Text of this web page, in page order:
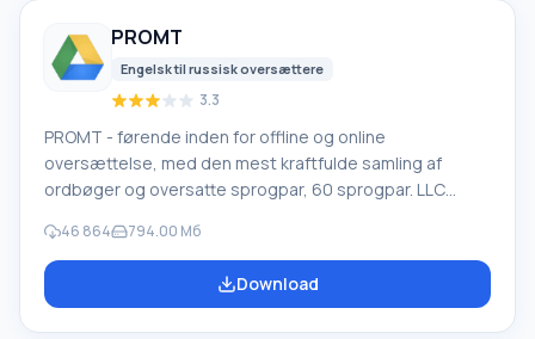
PROMT
Engelsk til russisk oversættere
3.3
PROMT - førende inden for offline og online
oversættelse, med den mest kraftfulde samling af
ordbøger og oversatte sprogpar, 60 sprogpar. LLC
oversættelsessystemer til private brugere og
virksomheder. PROMT-software giver oversættelse af
enhver tekst ved hjælp af indbyggede ordbøger,
46 864 794.00 Мб
Download